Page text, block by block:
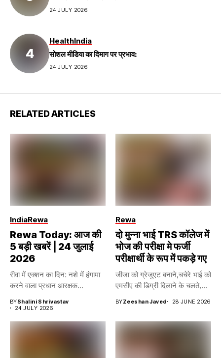
24 JULY 2026
HealthIndia
सोशल मीडिया का दिमाग पर प्रभाव:
24 JULY 2026
RELATED ARTICLES
IndiaRewa
Rewa Today: आज की
5 बड़ी खबरें | 24 जुलाई
2026
रीवा में एक्शन का दिन: नशे में हंगामा
करने वाला प्रधान आरक्षक...
BYShalini Shrivastav
24 JULY 2026
Rewa
दो मुन्ना भाई TRS कॉलेज में
भोज की परीक्षा मे फर्जी
परीक्षार्थी के रूप में पकड़े गए
जीजा को ग्रेजुएट बनाने,चचेरे भाई को
एमसीए की डिग्री दिलाने के चलते,...
BYZeeshan Javed 28 JUNE 2026